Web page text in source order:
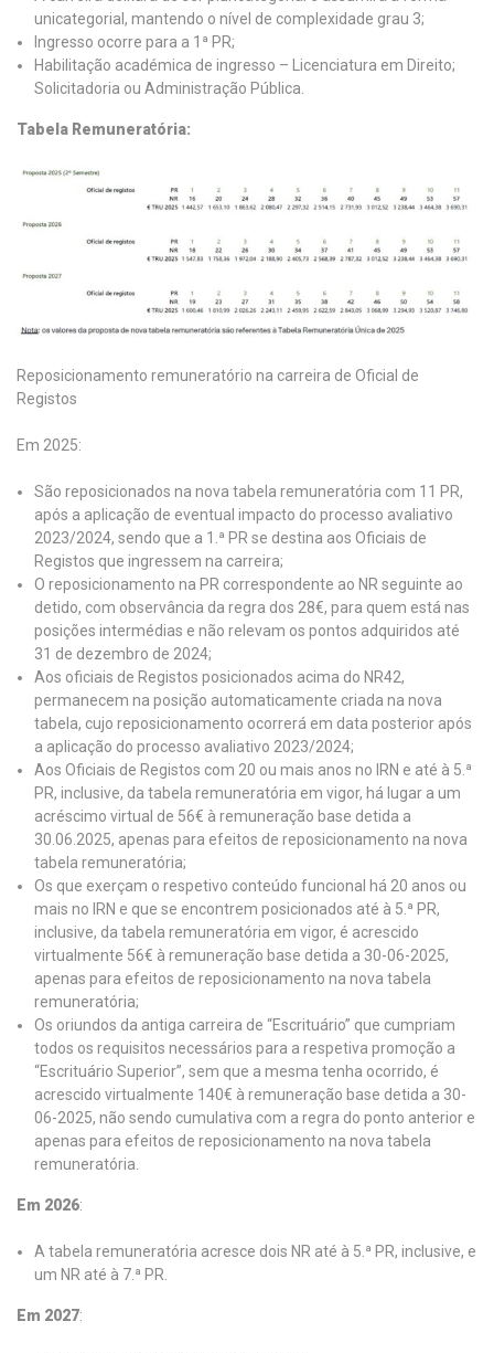
unicategorial, mantendo o nível de complexidade grau 3;
Ingresso ocorre para a 1ª PR;
Habilitação académica de ingresso – Licenciatura em Direito;
Solicitadoria ou Administração Pública.
Tabela Remuneratória:
Reposicionamento remuneratório na carreira de Oficial de
Registos
Em 2025:
São reposicionados na nova tabela remuneratória com 11 PR,
após a aplicação de eventual impacto do processo avaliativo
2023/2024, sendo que a 1.ª PR se destina aos Oficiais de
Registos que ingressem na carreira;
O reposicionamento na PR correspondente ao NR seguinte ao
detido, com observância da regra dos 28€, para quem está nas
posições intermédias e não relevam os pontos adquiridos até
31 de dezembro de 2024;
Aos oficiais de Registos posicionados acima do NR42,
permanecem na posição automaticamente criada na nova
tabela, cujo reposicionamento ocorrerá em data posterior após
a aplicação do processo avaliativo 2023/2024;
Aos Oficiais de Registos com 20 ou mais anos no IRN e até à 5.ª
PR, inclusive, da tabela remuneratória em vigor, há lugar a um
acréscimo virtual de 56€ à remuneração base detida a
30.06.2025, apenas para efeitos de reposicionamento na nova
tabela remuneratória;
Os que exerçam o respetivo conteúdo funcional há 20 anos ou
mais no IRN e que se encontrem posicionados até à 5.ª PR,
inclusive, da tabela remuneratória em vigor, é acrescido
virtualmente 56€ à remuneração base detida a 30-06-2025,
apenas para efeitos de reposicionamento na nova tabela
remuneratória;
Os oriundos da antiga carreira de “Escrituário” que cumpriam
todos os requisitos necessários para a respetiva promoção a
“Escrituário Superior”, sem que a mesma tenha ocorrido, é
acrescido virtualmente 140€ à remuneração base detida a 30-
06-2025, não sendo cumulativa com a regra do ponto anterior e
apenas para efeitos de reposicionamento na nova tabela
remuneratória.
Em 2026:
A tabela remuneratória acresce dois NR até à 5.ª PR, inclusive, e
um NR até à 7.ª PR.
Em 2027: